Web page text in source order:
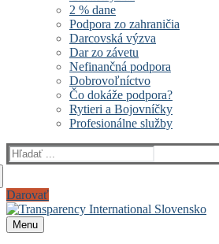
2 % dane
Podpora zo zahraničia
Darcovská výzva
Dar zo závetu
Nefinančná podpora
Dobrovoľníctvo
Čo dokáže podpora?
Rytieri a Bojovníčky
Profesionálne služby
Hľadať:
Darovať
Menu